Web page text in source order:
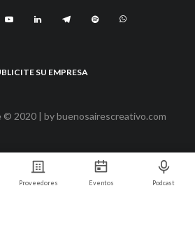
SU EMPRESA
© 2020 | bybuenosairescreativo.com
Proveedores Eventos Podcast